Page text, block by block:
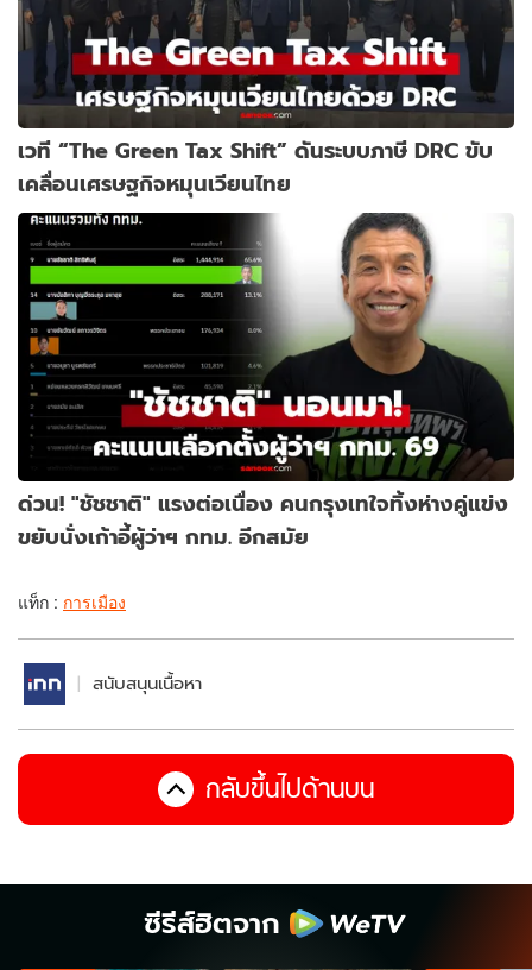
เวที “The Green Tax Shift” ดันระบบภาษี DRC ขับ
เคลื่อนเศรษฐกิจหมุนเวียนไทย
ด่วน! "ชัชชาติ" แรงต่อเนื่อง คนกรุงเทใจทิ้งห่างคู่แข่ง
ขยับนั่งเก้าอี้ผู้ว่าฯ กทม. อีกสมัย
แท็ก : การเมือง
สนับสนุนเนื้อหา
กลับขึ้นไปด้านบน
ซีรีส์ฮิตจาก